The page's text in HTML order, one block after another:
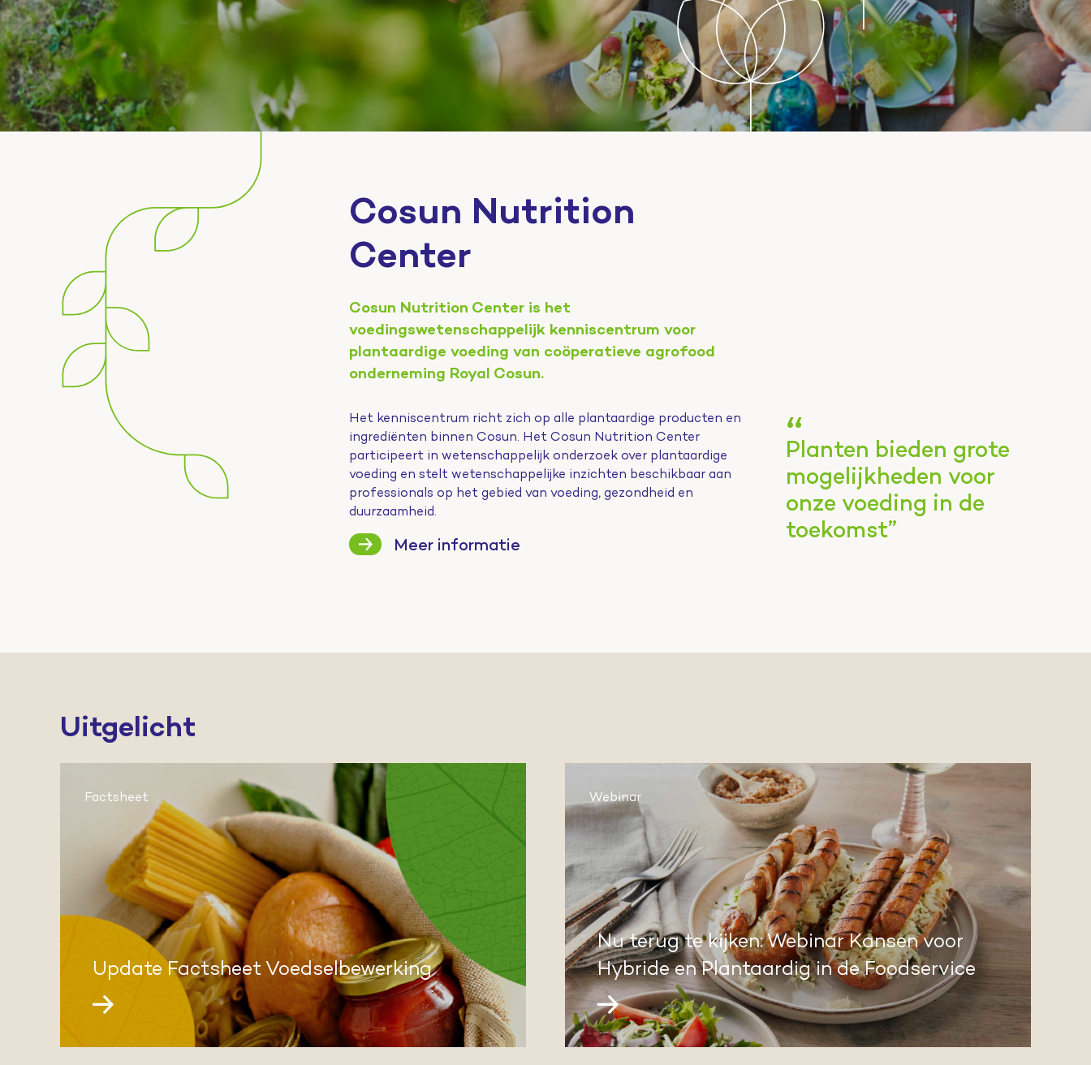
Cosun Nutrition
Center
Cosun Nutrition Center is het
voedingswetenschappelijk kenniscentrum voor
plantaardige voeding van coöperatieve agrofood
onderneming Royal Cosun.
Het kenniscentrum richt zich op alle plantaardige producten en
ingrediënten binnen Cosun. Het Cosun Nutrition Center
participeert in wetenschappelijk onderzoek over plantaardige
voeding en stelt wetenschappelijke inzichten beschikbaar aan
professionals op het gebied van voeding, gezondheid en
duurzaamheid.
Meer informatie
“
Planten bieden grote
mogelijkheden voor
onze voeding in de
toekomst”
Uitgelicht
Factsheet
Update Factsheet Voedselbewerking
Webinar
Nu terug te kijken: Webinar Kansen voor
Hybride en Plantaardig in de Foodservice